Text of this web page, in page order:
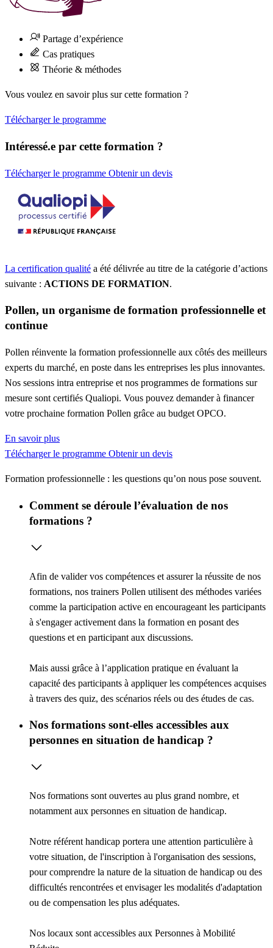
Partage d’expérience
Cas pratiques
Théorie & méthodes
Vous voulez en savoir plus sur cette formation ?
Télécharger le programme
Intéressé.e par cette formation ?
Télécharger le programme Obtenir un devis
La certification qualité a été délivrée au titre de la catégorie d’actions
suivante : ACTIONS DE FORMATION.
Pollen, un organisme de formation professionnelle et
continue
Pollen réinvente la formation professionnelle aux côtés des meilleurs
experts du marché, en poste dans les entreprises les plus innovantes.
Nos sessions intra entreprise et nos programmes de formations sur
mesure sont certifiés Qualiopi. Vous pouvez demander à financer
votre prochaine formation Pollen grâce au budget OPCO.
En savoir plus
Télécharger le programme Obtenir un devis
Formation professionnelle : les questions qu’on nous pose souvent.
Comment se déroule l’évaluation de nos
formations ?
Afin de valider vos compétences et assurer la réussite de nos
formations, nos trainers Pollen utilisent des méthodes variées
comme la participation active en encourageant les participants
à s'engager activement dans la formation en posant des
questions et en participant aux discussions.
Mais aussi grâce à l’application pratique en évaluant la
capacité des participants à appliquer les compétences acquises
à travers des quiz, des scénarios réels ou des études de cas.
Nos formations sont-elles accessibles aux
personnes en situation de handicap ?
Nos formations sont ouvertes au plus grand nombre, et
notamment aux personnes en situation de handicap.
Notre référent handicap portera une attention particulière à
votre situation, de l'inscription à l'organisation des sessions,
pour comprendre la nature de la situation de handicap ou des
difficultés rencontrées et envisager les modalités d'adaptation
ou de compensation les plus adéquates.
Nos locaux sont accessibles aux Personnes à Mobilité